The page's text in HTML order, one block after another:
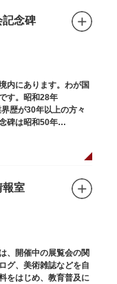
記念碑
内にあります。わが国
す。昭和28年
歴が30年以上の方々
碑は昭和50年
報室
、開催中の展覧会の関
グ、美術雑誌などを自
をはじめ、教育普及に